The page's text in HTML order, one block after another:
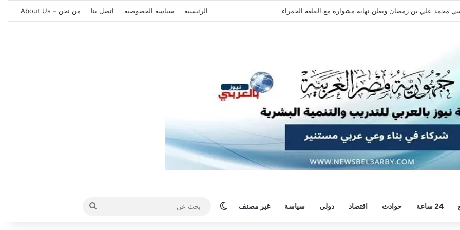
صلاح يكتب فصل جديد في طرابزون سبور التركي بعد رحلة أنفيلد التاريخية الرئيسية سياسة الخصوصية اتصل بنا من نحن – About Us
24 ساعة حوادث اقتصاد دولي سياسة غير مصنف الوضع المظلم
بحث